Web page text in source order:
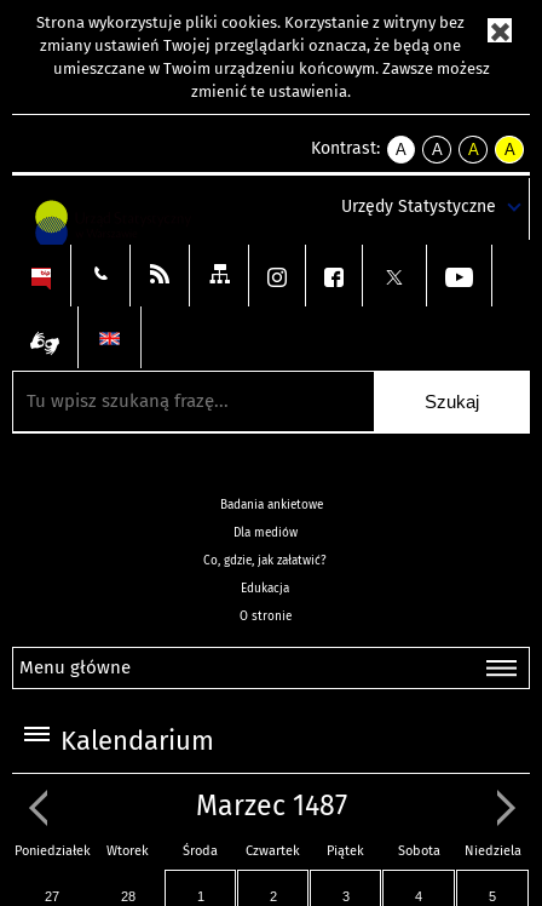
Strona wykorzystuje pliki cookies. Korzystanie z witryny bez
zmiany ustawień Twojej przeglądarki oznacza, że będą one
umieszczane w Twoim urządzeniu końcowym. Zawsze możesz
zmienić te ustawienia.
Kontrast:
A
kontrast
A
kontrast
tekst
czarnym
A
kontrast
tekst
czarnym
A
tekst
żółtym
Urzędy Statystyczne
Badania ankietowe
Dla mediów
Co, gdzie, jak załatwić?
Edukacja
O stronie
Menu główne
Kalendarium
Marzec 1487
Poniedziałek Wtorek Środa Czwartek Piątek Sobota Niedziela
27 28 1 2 3 4 5